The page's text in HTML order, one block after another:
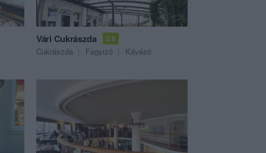
Vári Cukrászda 3.9
Cukrászda Fagyizó Kávézó